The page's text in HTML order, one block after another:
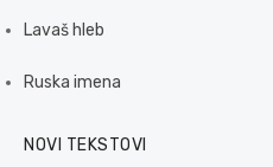
Lavaš hleb
Ruska imena
NOVI TEKSTOVI